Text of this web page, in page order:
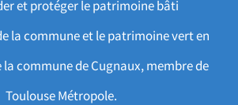
et protéger le patrimoine bâti
la commune et le patrimoine vert en
commune de Cugnaux, membre de
Toulouse Métropole.